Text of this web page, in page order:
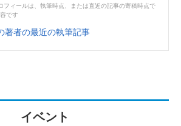
フィールは、執筆時点、または直近の記事の寄稿時点で
です
著者の最近の執筆記事
イベント